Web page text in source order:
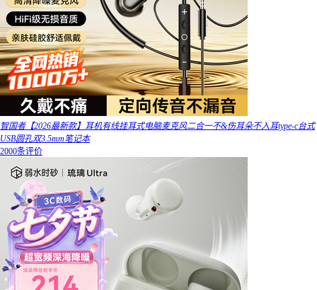
智国者【2026最新款】耳机有线挂耳式电脑麦克风二合一不&伤耳朵不入耳type-c台式
USB圆孔双3.5mm笔记本
2000条评价